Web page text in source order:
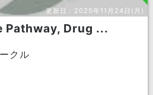
更新日： 2025年11月24日(月)
Pathway, Drug ...
クル